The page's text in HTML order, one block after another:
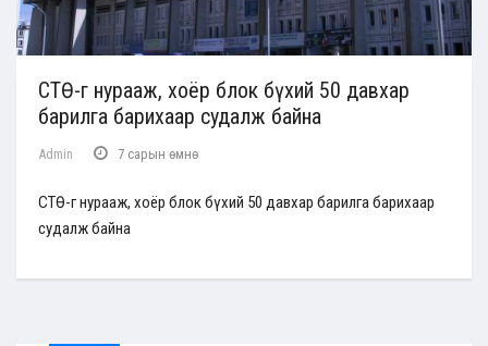
СТӨ-г нурааж, хоёр блок бүхий 50 давхар
барилга барихаар судалж байна
Admin 7 сарын өмнө
СТӨ-г нурааж, хоёр блок бүхий 50 давхар барилга барихаар
судалж байна